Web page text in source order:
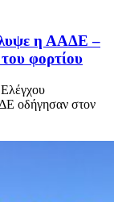
η ΑΑΔΕ –
φορτίου
οδήγησαν στον